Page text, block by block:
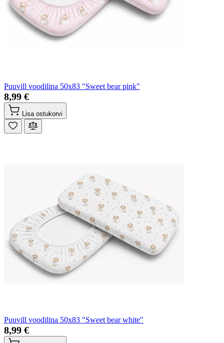
Puuvill voodilina 50x83 "Sweet bear pink"
8,99 €
Lisa ostukorvi
Puuvill voodilina 50x83 "Sweet bear white"
8,99 €